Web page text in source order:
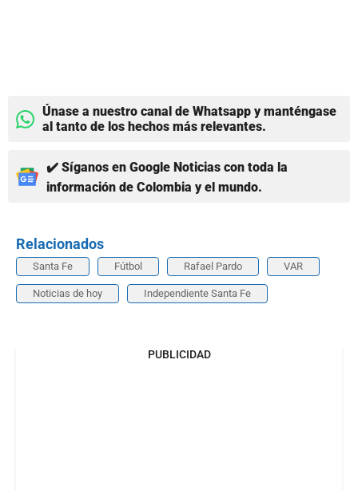
Únase a nuestro canal de Whatsapp y manténgase
al tanto de los hechos más relevantes.
✔️ Síganos en Google Noticias con toda la
información de Colombia y el mundo.
Relacionados
Santa Fe Fútbol Rafael Pardo VAR
Noticias de hoy Independiente Santa Fe
PUBLICIDAD